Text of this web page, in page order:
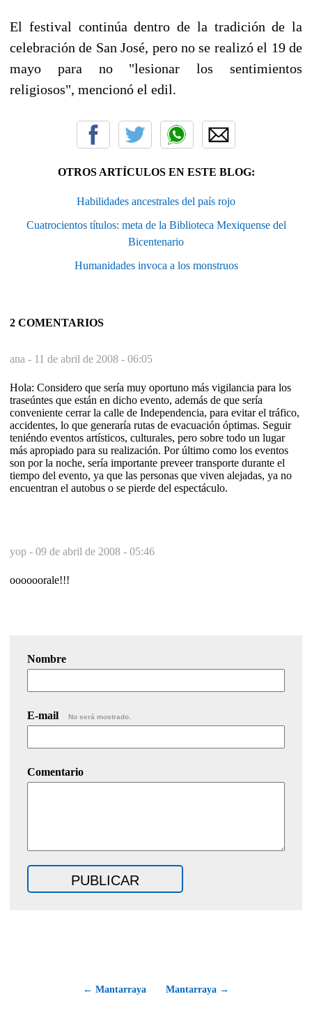
El festival continúa dentro de la tradición de la
celebración de San José, pero no se realizó el 19 de
mayo para no "lesionar los sentimientos
religiosos", mencionó el edil.
OTROS ARTÍCULOS EN ESTE BLOG:
Habilidades ancestrales del país rojo
Cuatrocientos títulos: meta de la Biblioteca Mexiquense del
Bicentenario
Humanidades invoca a los monstruos
2 COMENTARIOS
ana - 11 de abril de 2008 - 06:05
Hola: Considero que sería muy oportuno más vigilancia para los
traseúntes que están en dicho evento, además de que sería
conveniente cerrar la calle de Independencia, para evitar el tráfico,
accidentes, lo que generaría rutas de evacuación óptimas. Seguir
teniéndo eventos artísticos, culturales, pero sobre todo un lugar
más apropiado para su realización. Por último como los eventos
son por la noche, sería importante preveer transporte durante el
tiempo del evento, ya que las personas que viven alejadas, ya no
encuentran el autobus o se pierde del espectáculo.
yop - 09 de abril de 2008 - 05:46
oooooorale!!!
Nombre
E-mail No será mostrado.
Comentario
← Mantarraya Mantarraya →